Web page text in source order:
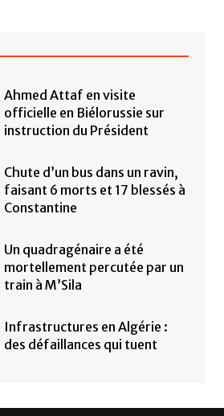
Ahmed Attaf en visite
officielle en Biélorussie sur
instruction du Président
Chute d’un bus dans un ravin,
faisant 6 morts et 17 blessés à
Constantine
Un quadragénaire a été
mortellement percutée par un
train à M’Sila
Infrastructures en Algérie :
des défaillances qui tuent